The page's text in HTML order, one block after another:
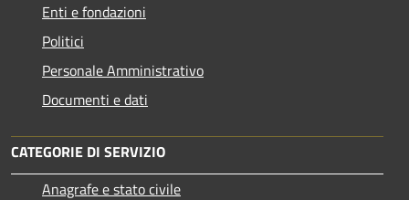
Enti e fondazioni
Politici
Personale Amministrativo
Documenti e dati
CATEGORIE DI SERVIZIO
Anagrafe e stato civile